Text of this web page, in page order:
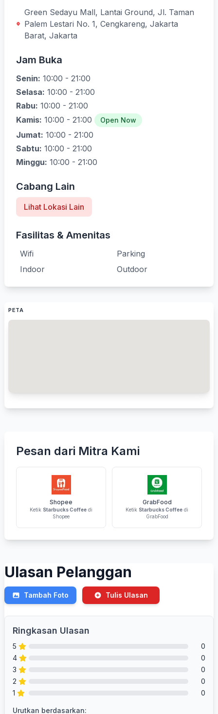
Green Sedayu Mall, Lantai Ground, Jl. Taman
Palem Lestari No. 1, Cengkareng, Jakarta
Barat, Jakarta
Jam Buka
Senin: 10:00 - 21:00
Selasa: 10:00 - 21:00
Rabu: 10:00 - 21:00
Kamis: 10:00 - 21:00 Open Now
Jumat: 10:00 - 21:00
Sabtu: 10:00 - 21:00
Minggu: 10:00 - 21:00
Cabang Lain
Lihat Lokasi Lain
Fasilitas & Amenitas
Wifi
Parking
Indoor
Outdoor
PETA
Pesan dari Mitra Kami
Shopee
Ketik Starbucks Coffee di
Shopee
GrabFood
Ketik Starbucks Coffee di
GrabFood
Ulasan Pelanggan
Tambah Foto Tulis Ulasan
Ringkasan Ulasan
5
0
4
0
3
0
2
0
1
0
Urutkan berdasarkan: